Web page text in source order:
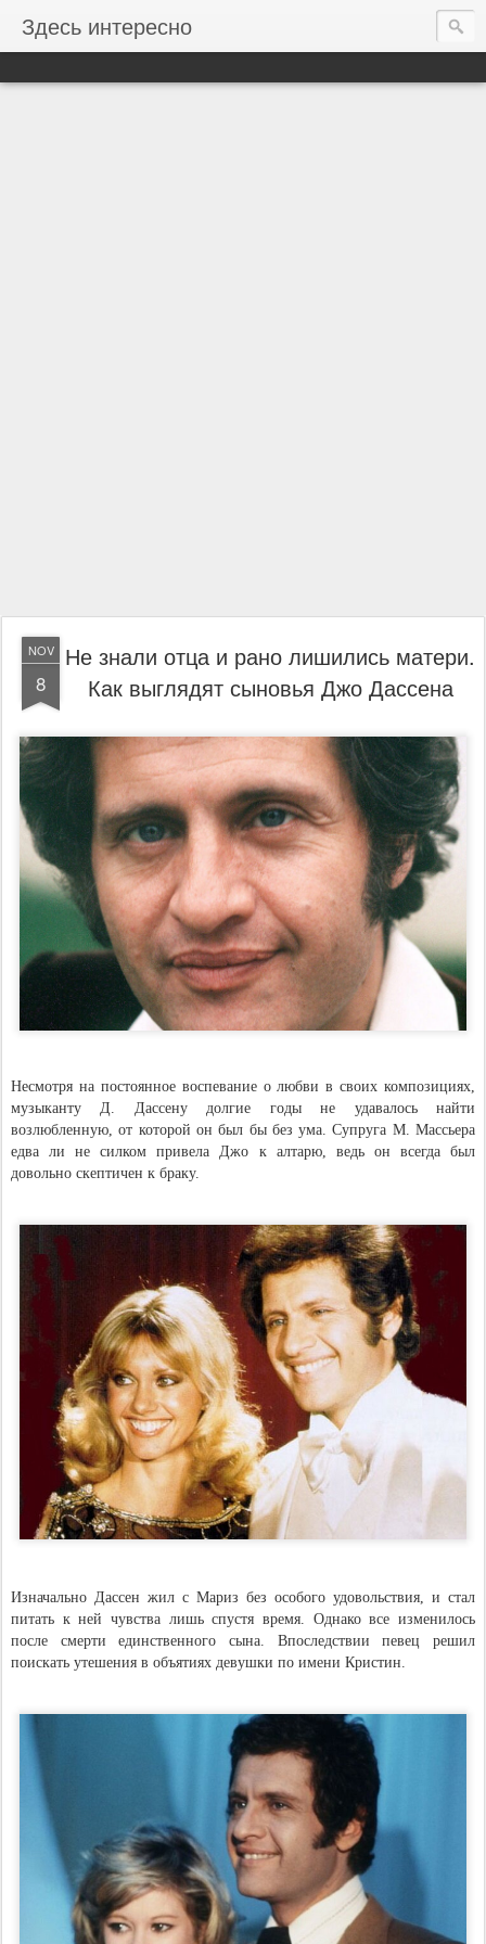
Здесь интересно
NOV
8
Не знали отца и рано лишились матери.
Как выглядят сыновья Джо Дассена
Несмотря на постоянное воспевание о любви в своих композициях,
музыканту Д. Дассену долгие годы не удавалось найти
возлюбленную, от которой он был бы без ума. Супруга М. Массьера
едва ли не силком привела Джо к алтарю, ведь он всегда был
довольно скептичен к браку.
Изначально Дассен жил с Мариз без особого удовольствия, и стал
питать к ней чувства лишь спустя время. Однако все изменилось
после смерти единственного сына. Впоследствии певец решил
поискать утешения в объятиях девушки по имени Кристин.